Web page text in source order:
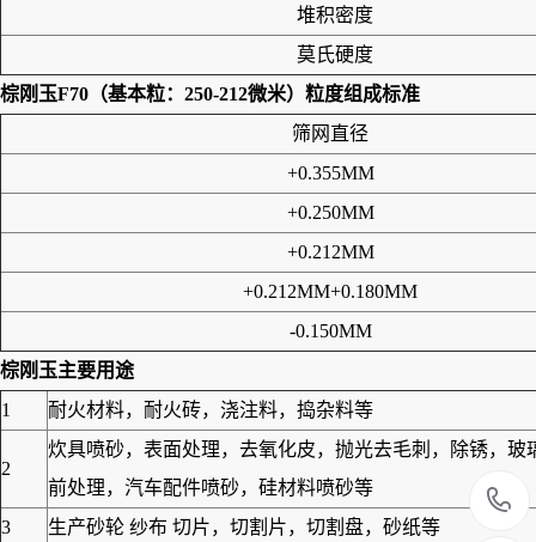
堆积密度
莫氏硬度
棕刚玉F70（基本粒：250-212微米） 粒度组成标准
筛网直径
+0.355MM
+0.250MM
+0.212MM
+0.212MM+0.180MM
-0.150MM
棕刚玉主要用途
1
耐火材料，耐火砖，浇注料，捣杂料等
2
炊具喷砂，表面处理，去氧化皮，抛光去毛刺，除锈，
前处理，汽车配件喷砂，硅材料喷砂等
3
生产砂轮 纱布 切片，切割片，切割盘，砂纸等